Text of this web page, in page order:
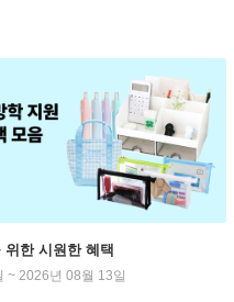
위한 시원한 혜택
~ 2026년 08월 13일